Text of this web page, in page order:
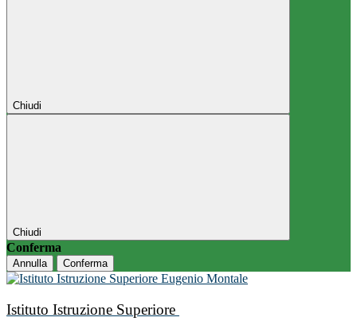
Chiudi
Chiudi
Conferma
Annulla Conferma
Istituto Istruzione Superiore